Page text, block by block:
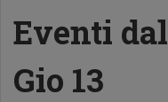
Eventi dal
Gio 13